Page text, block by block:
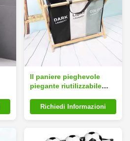
Il paniere pieghevole
piegante riutilizzabile
vestiti colpisce con forza
il legno di bambù
Richiedi Informazioni